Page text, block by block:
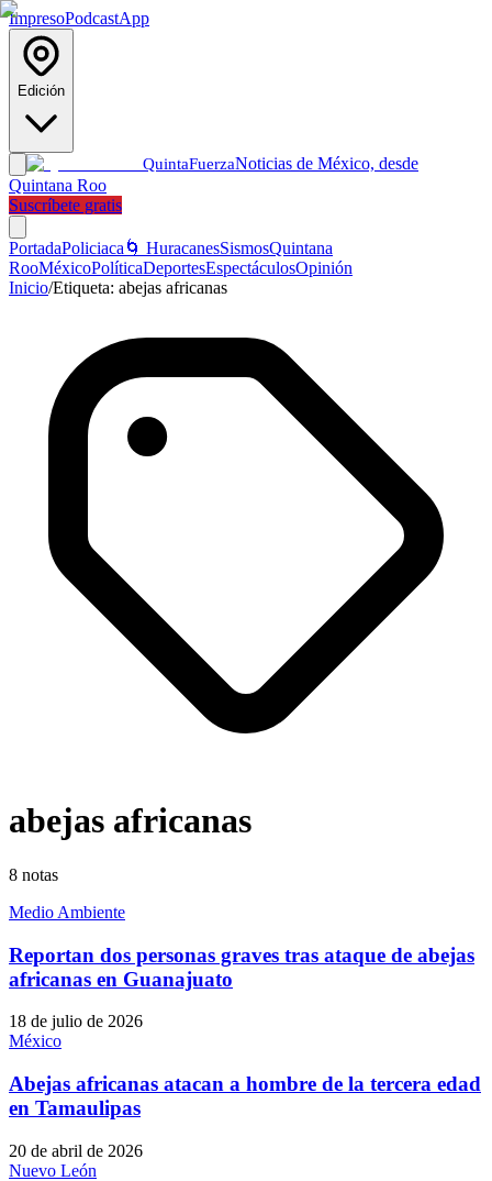
ImpresoPodcastApp
Edición
QuintaFuerzaNoticias de México, desde
Quintana Roo
Suscríbete gratis
PortadaPoliciaca 🌀 HuracanesSismosQuintana
RooMéxicoPolíticaDeportesEspectáculosOpinión
Inicio/Etiqueta: abejas africanas
abejas africanas
8 notas
Medio Ambiente
Reportan dos personas graves tras ataque de abejas
africanas en Guanajuato
18 de julio de 2026
México
Abejas africanas atacan a hombre de la tercera edad
en Tamaulipas
20 de abril de 2026
Nuevo León